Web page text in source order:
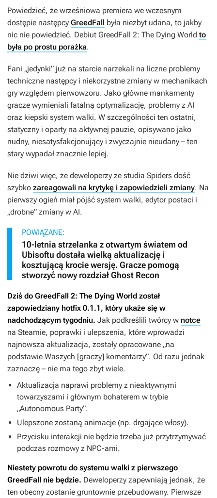
Powiedzieć, że wrześniowa premiera we wczesnym
dostępie następcy GreedFall była niezbyt udana, to jakby
nic nie powiedzieć. Debiut GreedFall 2: The Dying World to
była po prostu porażka.
Fani „jedynki” już na starcie narzekali na liczne problemy
techniczne następcy i niekorzystne zmiany w mechanikach
gry względem pierwowzoru. Jako główne mankamenty
gracze wymieniali fatalną optymalizację, problemy z AI
oraz kiepski system walki. W szczególności ten ostatni,
statyczny i oparty na aktywnej pauzie, opisywano jako
nudny, niesatysfakcjonujący i zwyczajnie nieudany – ten
stary wypadał znacznie lepiej.
Nie dziwi więc, że deweloperzy ze studia Spiders dość
szybko zareagowali na krytykę i zapowiedzieli zmiany. Na
pierwszy ogień miał pójść system walki, edytor postaci i
„drobne” zmiany w AI.
POWIĄZANE:
10-letnia strzelanka z otwartym światem od
Ubisoftu dostała wielką aktualizację i
kosztującą krocie wersję. Gracze pomogą
stworzyć nowy rozdział Ghost Recon
Dziś do GreedFall 2: The Dying World został
zapowiedziany hotfix 0.1.1, który ukaże się w
nadchodzącym tygodniu. Jak podkreślili twórcy w notce
na Steamie, poprawki i ulepszenia, które wprowadzi
najnowsza aktualizacja, zostały opracowane „na
podstawie Waszych [graczy] komentarzy”. Od razu jednak
zaznaczę – nie ma tego zbyt wiele.
Aktualizacja naprawi problemy z nieaktywnymi
towarzyszami i głównym bohaterem w trybie
„Autonomous Party”.
Ulepszone zostaną animacje (np. drgające włosy).
Przycisku interakcji nie będzie trzeba już przytrzymywać
podczas rozmowy z NPC-ami.
Niestety powrotu do systemu walki z pierwszego
GreedFall nie będzie. Deweloperzy zapewniają jednak, że
ten obecny zostanie gruntownie przebudowany. Pierwsze